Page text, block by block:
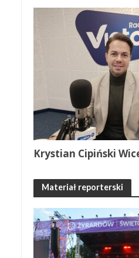
Krystian Cipiński
Materiał reporterski